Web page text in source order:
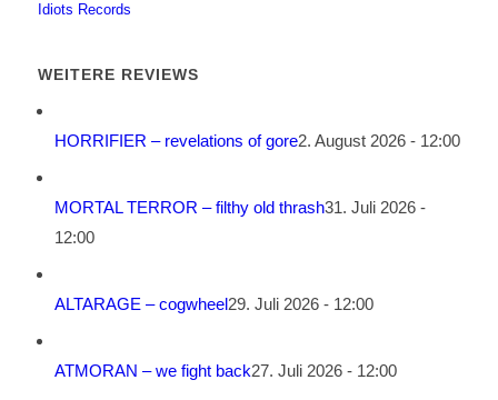
Idiots Records
WEITERE REVIEWS
HORRIFIER – revelations of gore2. August 2026 - 12:00
MORTAL TERROR – filthy old thrash31. Juli 2026 -
12:00
ALTARAGE – cogwheel29. Juli 2026 - 12:00
ATMORAN – we fight back27. Juli 2026 - 12:00